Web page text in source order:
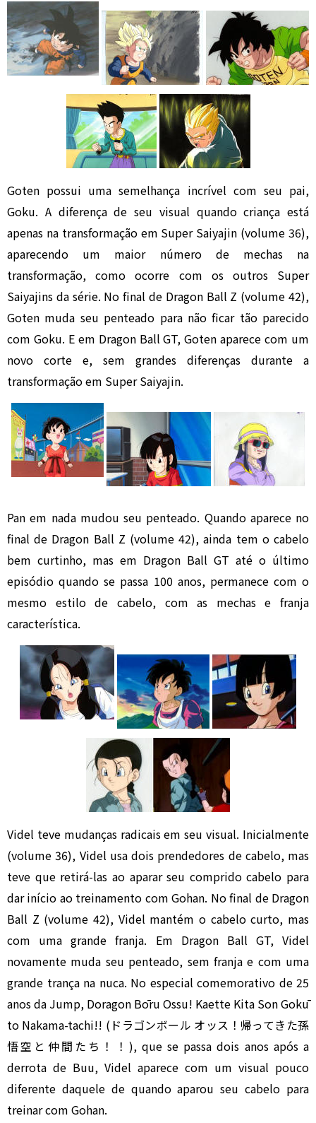
Goten possui uma semelhança incrível com seu pai,
Goku. A diferença de seu visual quando criança está
apenas na transformação em Super Saiyajin (volume 36),
aparecendo um maior número de mechas na
transformação, como ocorre com os outros Super
Saiyajins da série. No final de Dragon Ball Z (volume 42),
Goten muda seu penteado para não ficar tão parecido
com Goku. E em Dragon Ball GT, Goten aparece com um
novo corte e, sem grandes diferenças durante a
transformação em Super Saiyajin.
Pan em nada mudou seu penteado. Quando aparece no
final de Dragon Ball Z (volume 42), ainda tem o cabelo
bem curtinho, mas em Dragon Ball GT até o último
episódio quando se passa 100 anos, permanece com o
mesmo estilo de cabelo, com as mechas e franja
característica.
Videl teve mudanças radicais em seu visual. Inicialmente
(volume 36), Videl usa dois prendedores de cabelo, mas
teve que retirá-las ao aparar seu comprido cabelo para
dar início ao treinamento com Gohan. No final de Dragon
Ball Z (volume 42), Videl mantém o cabelo curto, mas
com uma grande franja. Em Dragon Ball GT, Videl
novamente muda seu penteado, sem franja e com uma
grande trança na nuca. No especial comemorativo de 25
anos da Jump, Doragon Bōru Ossu! Kaette Kita Son Gokū
to Nakama-tachi!! (ドラゴンボール オッス！帰ってきた孫
悟空と仲間たち！！), que se passa dois anos após a
derrota de Buu, Videl aparece com um visual pouco
diferente daquele de quando aparou seu cabelo para
treinar com Gohan.